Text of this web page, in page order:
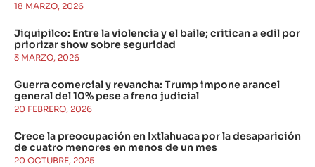
18 MARZO, 2026
Jiquipilco: Entre la violencia y el baile; critican a edil por
priorizar show sobre seguridad
3 MARZO, 2026
Guerra comercial y revancha: Trump impone arancel
general del 10% pese a freno judicial
20 FEBRERO, 2026
Crece la preocupación en Ixtlahuaca por la desaparición
de cuatro menores en menos de un mes
20 OCTUBRE, 2025